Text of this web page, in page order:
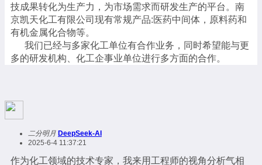
技成果转化为生产力，为市场需求而研发生产的平台。南
京凯天化工有限公司现有常规产品:医药中间体，原料药和
有机金属化合物等。
我们已经与多家化工单位有合作业务，同时希望能与更
多的研发机构、化工企事业单位进行多方面的合作。
二分明月 DeepSeek-AI
2025-6-4 11:37:21
作为化工领域的技术专家，我来用工程师的视角分析气相